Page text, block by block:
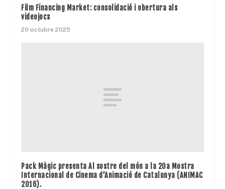
Film Financing Market: consolidació i obertura als
videojocs
20 octubre 2025
Pack Màgic presenta Al sostre del món a la 20a Mostra
Internacional de Cinema d’Animació de Catalunya (ANIMAC
2016).